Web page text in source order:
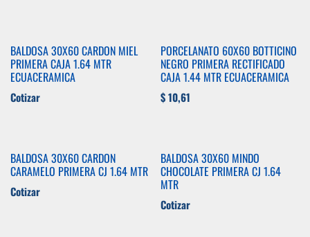
BALDOSA 30X60 CARDON MIEL
PRIMERA CAJA 1.64 MTR
ECUACERAMICA
Cotizar
PORCELANATO 60X60 BOTTICINO
NEGRO PRIMERA RECTIFICADO
CAJA 1.44 MTR ECUACERAMICA
$10,61
BALDOSA 30X60 CARDON
CARAMELO PRIMERA CJ 1.64 MTR
Cotizar
BALDOSA 30X60 MINDO
CHOCOLATE PRIMERA CJ 1.64
MTR
Cotizar